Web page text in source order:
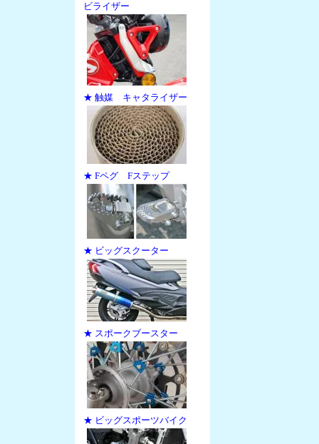
ビライザー
★ 触媒 キャタライザー
★ Fペグ Fステップ
★ ビッグスクーター
★ スポークブースター
★ ビッグスポーツバイク